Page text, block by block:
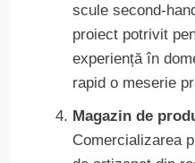
scule second-
proiect potrivit
experiență în
rapid o meserie
Magazin de
Comercializarea